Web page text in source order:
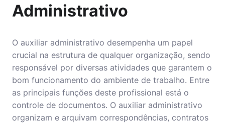
Administrativo
O auxiliar administrativo desempenha um papel
crucial na estrutura de qualquer organização, sendo
responsável por diversas atividades que garantem o
bom funcionamento do ambiente de trabalho. Entre
as principais funções deste profissional está o
controle de documentos. O auxiliar administrativo
organizam e arquivam correspondências, contratos